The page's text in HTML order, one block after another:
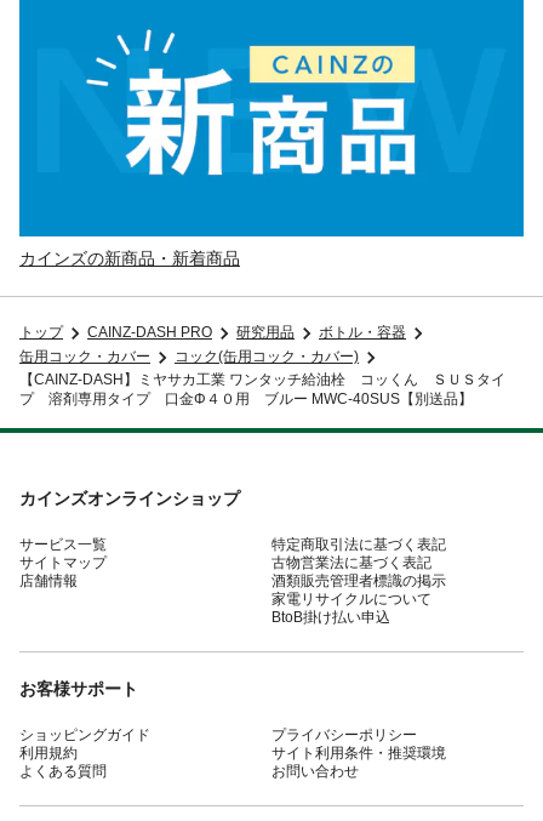
カインズの新商品・新着商品
トップ CAINZ-DASH PRO 研究用品
ボトル・容器
缶用コック・カバー
コック(缶用コック・カバー)
【CAINZ-DASH】ミヤサカ工業 ワンタッチ給油栓 コッくん ＳＵＳタイ
プ 溶剤専用タイプ 口金Φ４０用 ブルー MWC-40SUS【別送品】
カインズオンラインショップ
サービス一覧
サイトマップ
店舗情報
特定商取引法に基づく表記
古物営業法に基づく表記
酒類販売管理者標識の掲示
家電リサイクルについて
BtoB掛け払い申込
お客様サポート
ショッピングガイド
利用規約
よくある質問
プライバシーポリシー
サイト利用条件・推奨環境
お問い合わせ